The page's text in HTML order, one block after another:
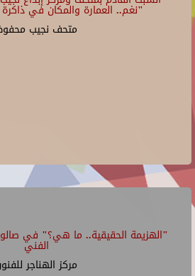
"نغم.. العمارة والمكان في ذاكرة
متحف نجيب
"الهزيمة الحقيقية.. ما هي؟" في صالون
الفني
مركز الهناجر